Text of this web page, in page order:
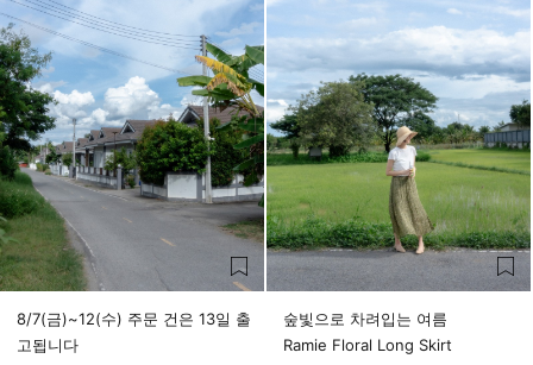
8/7(금)~12(수) 주문 건은 13일 출
고됩니다
숲빛으로 차려입는 여름
Ramie Floral Long Skirt